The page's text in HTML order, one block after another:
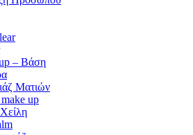
– Βάση
Ματιών
up